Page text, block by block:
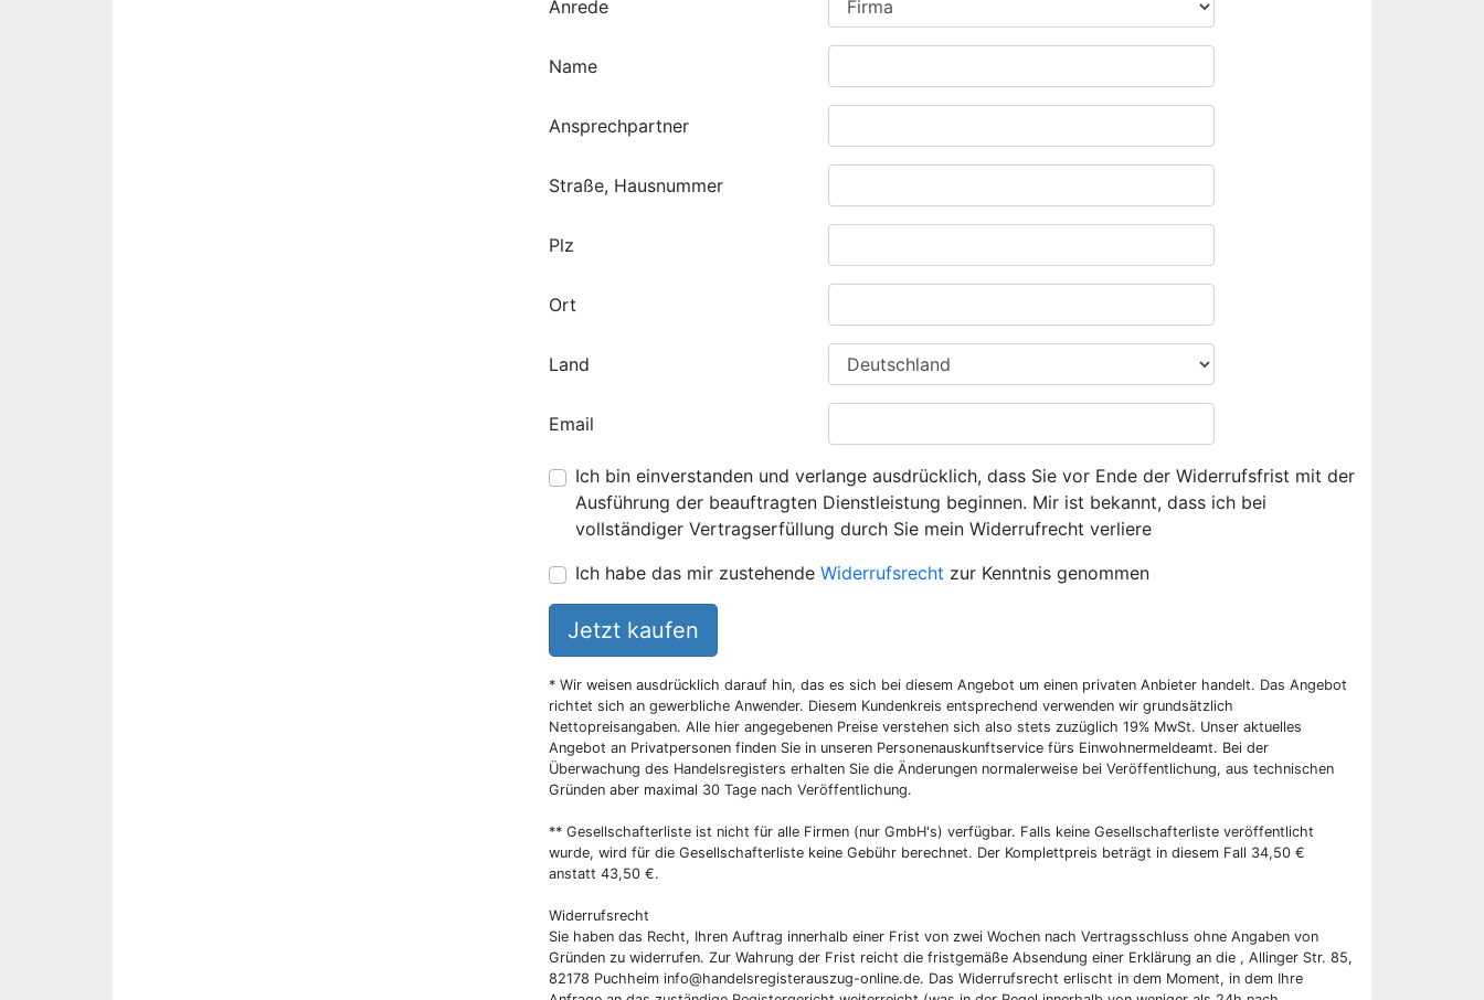
Anrede
Name
Ansprechpartner
Straße, Hausnummer
Plz
Ort
Land
Email
Ich bin einverstanden und verlange ausdrücklich, dass Sie vor Ende der Widerrufsfrist mit der
Ausführung der beauftragten Dienstleistung beginnen. Mir ist bekannt, dass ich bei
vollständiger Vertragserfüllung durch Sie mein Widerrufrecht verliere
Ich habe das mir zustehende Widerrufsrecht zur Kenntnis genommen
Jetzt kaufen
* Wir weisen ausdrücklich darauf hin, das es sich bei diesem Angebot um einen privaten Anbieter handelt. Das Angebot
richtet sich an gewerbliche Anwender. Diesem Kundenkreis entsprechend verwenden wir grundsätzlich
Nettopreisangaben. Alle hier angegebenen Preise verstehen sich also stets zuzüglich 19% MwSt. Unser aktuelles
Angebot an Privatpersonen finden Sie in unseren Personenauskunftservice fürs Einwohnermeldeamt. Bei der
Überwachung des Handelsregisters erhalten Sie die Änderungen normalerweise bei Veröffentlichung, aus technischen
Gründen aber maximal 30 Tage nach Veröffentlichung.
** Gesellschafterliste ist nicht für alle Firmen (nur GmbH's) verfügbar. Falls keine Gesellschafterliste veröffentlicht
wurde, wird für die Gesellschafterliste keine Gebühr berechnet. Der Komplettpreis beträgt in diesem Fall 34,50 €
anstatt 43,50 €.
Widerrufsrecht
Sie haben das Recht, Ihren Auftrag innerhalb einer Frist von zwei Wochen nach Vertragsschluss ohne Angaben von
Gründen zu widerrufen. Zur Wahrung der Frist reicht die fristgemäße Absendung einer Erklärung an die , Allinger Str. 85,
82178 Puchheim info@handelsregisterauszug-online.de. Das Widerrufsrecht erlischt in dem Moment, in dem Ihre